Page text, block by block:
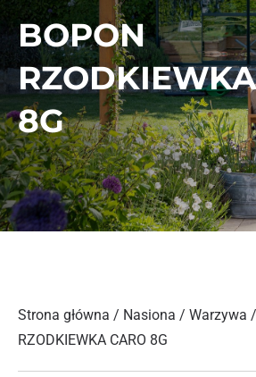
BOPON
8G
Strona główna / Nasiona / Warzywa
RZODKIEWKA CARO 8G